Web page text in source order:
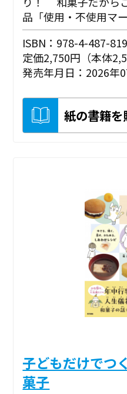
品「使用・不使用マ
ISBN：978-4-487-
定価2,750円（本体
発売年月日：2026年
紙の書籍を
子どもだけで
菓子